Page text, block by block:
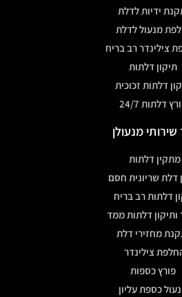
ידיות לדלת
מנעול לדלת
צילינדר רב בריח
תיקון דלתות
דלתות זכוכית
דלתות 24/7
שירותי מנעולן
מתקין דלתות
דלת שריונית חסם
דלתות רב בריח
ותיקון דלתות ממד
מחזירי דלת
צילינדר
פורץ כספות
כספת עליון